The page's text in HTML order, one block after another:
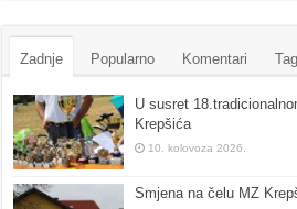
Zadnje Popularno Komentari
U susret
Krepšića
10. kolovoza 2026.
Smjena na čelu MZ